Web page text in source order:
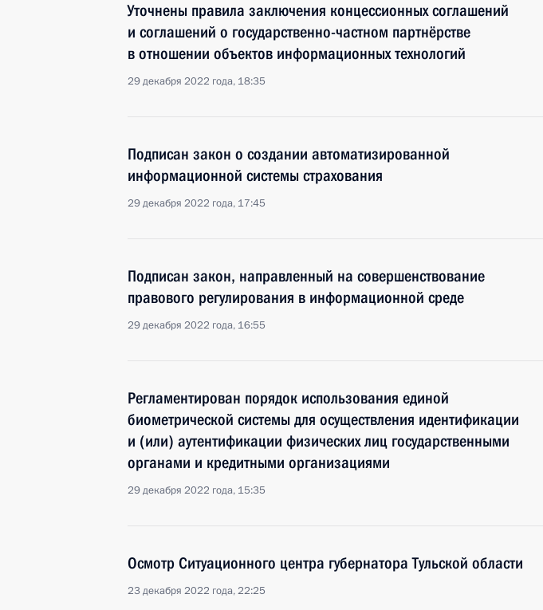
Уточнены правила заключения концессионных соглашений
и соглашений о государственно-частном партнёрстве
в отношении объектов информационных технологий
29 декабря 2022 года, 18:35
Подписан закон о создании автоматизированной
информационной системы страхования
29 декабря 2022 года, 17:45
Подписан закон, направленный на совершенствование
правового регулирования в информационной среде
29 декабря 2022 года, 16:55
Регламентирован порядок использования единой
биометрической системы для осуществления идентификации
и (или) аутентификации физических лиц государственными
органами и кредитными организациями
29 декабря 2022 года, 15:35
Осмотр Ситуационного центра губернатора Тульской области
23 декабря 2022 года, 22:25